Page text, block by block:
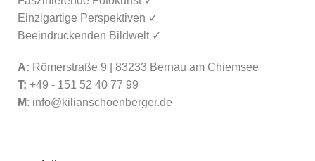
Einzigartige Perspektiven ✓
Beeindruckenden Bildwelt ✓
A: Römerstraße 9 | 83233 Bernau am Chiemsee
T: +49 - 151 52 40 77 99
M: info@kilianschoenberger.de